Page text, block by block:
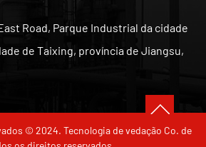
Road, Parque Industrial da cidade
de Taixing, província de Jiangsu,
© 2024. Tecnologia de vedação Co. de